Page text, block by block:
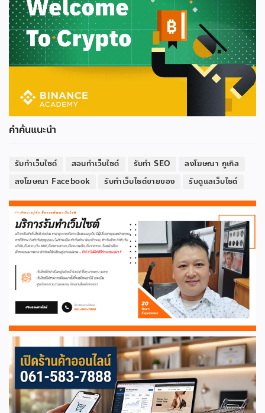
คำค้นแนะนำ
รับทำเว็บไซต์ สอนทำเว็บไซต์ รับทำ SEO
ลงโฆษณา กูเกิล
ลงโฆษณา Facebook
รับทำเว็บไซต์ขายของ รับดูแลเว็บไซต์